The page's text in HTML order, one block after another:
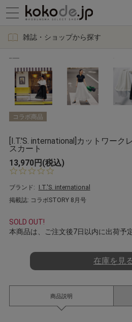
雑誌・ショップから探す
コラボ商品
[I.T.'S. international]カットワーク
スカート
13,970円(税込)
s
t
a
a
ブランド:
I.T.'S. international
掲載誌: コラボSTORY 8月号
SOLD OUT!
本商品は、ご注文後7日以内に出荷予
在庫を見
商品説明